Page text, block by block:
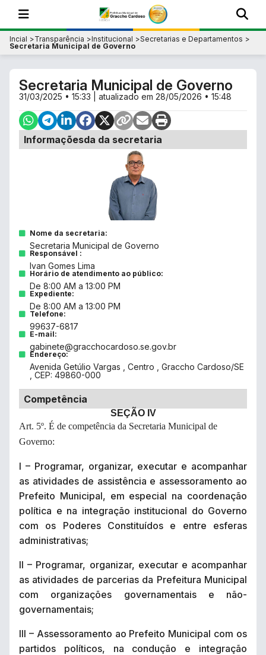
Incial Transparência Institucional
Secretarias e Departamentos
Secretaria Municipal de Governo
Secretaria Municipal de Governo
31/03/2025 • 15:33 | atualizado em 28/05/2026 • 15:48
Informaçõesda da secretaria
Nome da secretaria:
Secretaria Municipal de Governo
Responsável :
Ivan Gomes Lima
Horário de atendimento ao público:
De 8:00 AM a 13:00 PM
Expediente:
De 8:00 AM a 13:00 PM
Telefone:
99637-6817
E-mail:
gabinete@gracchocardoso.se.gov.br
Endereço:
Avenida Getúlio Vargas , Centro , Graccho Cardoso/SE
, CEP: 49860-000
Competência
SEÇÃO IV
Art. 5º. É de competência da Secretaria Municipal de
Governo:
I – Programar, organizar, executar e acompanhar
as atividades de assistência e assessoramento ao
Prefeito Municipal, em especial na coordenação
política e na integração institucional do Governo
com os Poderes Constituídos e entre esferas
administrativas;
II – Programar, organizar, executar e acompanhar
as atividades de parcerias da Prefeitura Municipal
com organizações governamentais e não-
governamentais;
III – Assessoramento ao Prefeito Municipal com os
partidos políticos, na condução e integração